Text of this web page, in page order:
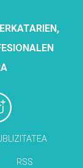
RSS